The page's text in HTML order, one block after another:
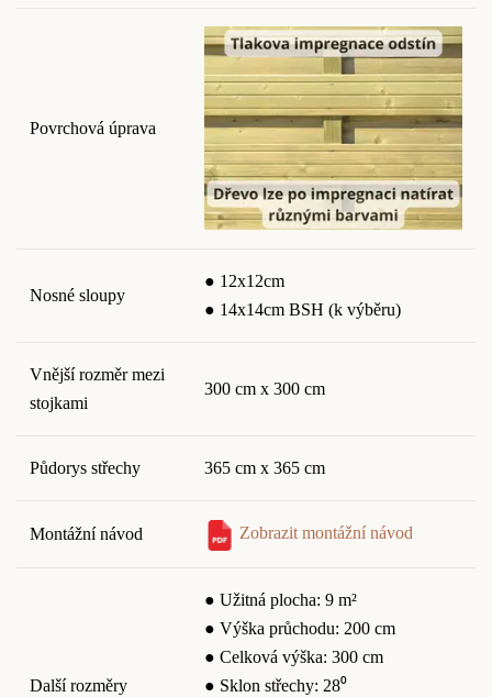
Povrchová úprava
Nosné sloupy
● 12x12cm
● 14x14cm BSH (k výběru)
Vnější rozměr mezi
stojkami
300 cm x 300 cm
Půdorys střechy 365 cm x 365 cm
Montážní návod Zobrazit montážní návod
Další rozměry
● Užitná plocha: 9 m²
● Výška průchodu: 200 cm
● Celková výška: 300 cm
● Sklon střechy: 28⁰